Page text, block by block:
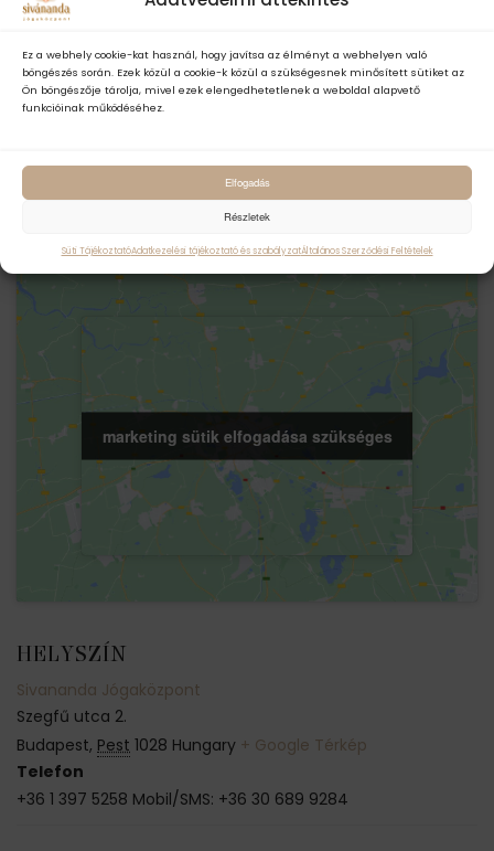
Ez a webhely cookie-kat használ, hogy javítsa az élményt a webhelyen való
böngészés során. Ezek közül a cookie-k közül a szükségesnek minősített sütiket az
Ön böngészője tárolja, mivel ezek elengedhetetlenek a weboldal alapvető
funkcióinak működéséhez.
Elfogadás
Részletek
Süti TájékoztatóAdatkezelési tájékoztató és szabályzatÁltalános Szerződési Feltételek
Dátum:
augusztus 03
18:00 - 20:00
Esemény kategóriák:
Gyakorló óra
Szöllőssy Anna
HELYSZÍN
Sivananda Jógaközpont
Szegfű utca 2.
Budapest, Pest 1028 Hungary + Google Térkép
Telefon
+36 1 397 5258 Mobil/SMS: +36 30 689 9284
marketing sütik elfogadása szükséges
marketing sütik elfogadása szükséges